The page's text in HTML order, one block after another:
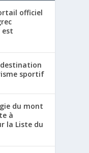
officiel
est
destination
sportif
du mont
à
la Liste du